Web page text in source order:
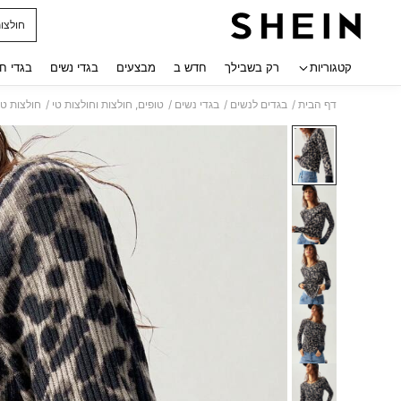
קטגוריות רק בשבילך חדש ב מבצעים בגדי נשים בגדי
דף הבית / בגדים לנשים / בגדי נשים / טופים, חולצות וחולצות טי / חולצות